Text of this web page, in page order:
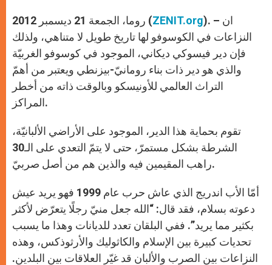
روما، الجمعة 21 ديسمبر 2012 (ZENIT.org). – ان
النزاعات في الكوسوفو لها تاريخ طويل لا متناهي، ولذلك
فإن دير فيسوكي ديكاني، الموجود في كوسوفو الغربيّة
والذي هو دير ذات بناء رومانيّ-بيزنطي ويعتبر من أهمّ
التراث العالمي للأونيسكو وبالوقت ذاته من أخطر
المراكز.
تقوم بحماية هذا الدير، الموجود على الأراضي الألبانيّة،
الشرطة بشكل مستمرّ، حتى لا يتمّ التعدي على الـ30
راهب المقيمين فيه والذين هم من أصل صربيّ.
أمّا الأب اندريج الذي عاش حرب عام 1999 فهو يريد عيش
دعوته بسلام، فقد قال: “الله جعل منيّ رجلًا يتعرّض لأكثر
بكثير مما يريد”. ففي البلقان تعدد للديانات وهذا ما يسبب
تحديات كبيرة بين الإسلام والكاثوليك والأرثوذكس، وهذه
النزاعات بين الصرب والألبان قد غيّر العلاقات بين البلدين.